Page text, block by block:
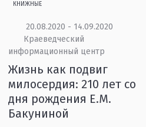
КНИЖНЫЕ
20.08.2020 - 14.09.2020
Краеведческий
информационный центр
Жизнь как подвиг
милосердия: 210 лет со
дня рождения Е.М.
Бакуниной